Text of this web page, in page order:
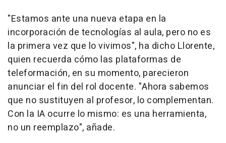
"Estamos ante una nueva etapa en la
incorporación de tecnologías al aula, pero no es
la primera vez que lo vivimos", ha dicho Llorente,
quien recuerda cómo las plataformas de
teleformación, en su momento, parecieron
anunciar el fin del rol docente. "Ahora sabemos
que no sustituyen al profesor, lo complementan.
Con la IA ocurre lo mismo: es una herramienta,
no un reemplazo", añade.